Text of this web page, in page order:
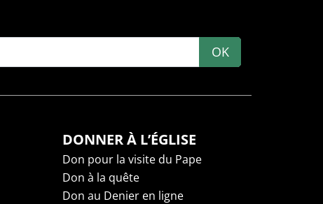
OK
DONNER À L’ÉGLISE
Don pour la visite du Pape
Don à la quête
Don au Denier en ligne